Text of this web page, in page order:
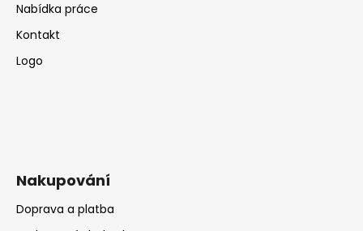
Nabídka práce
Kontakt
Logo
Nakupování
Doprava a platba